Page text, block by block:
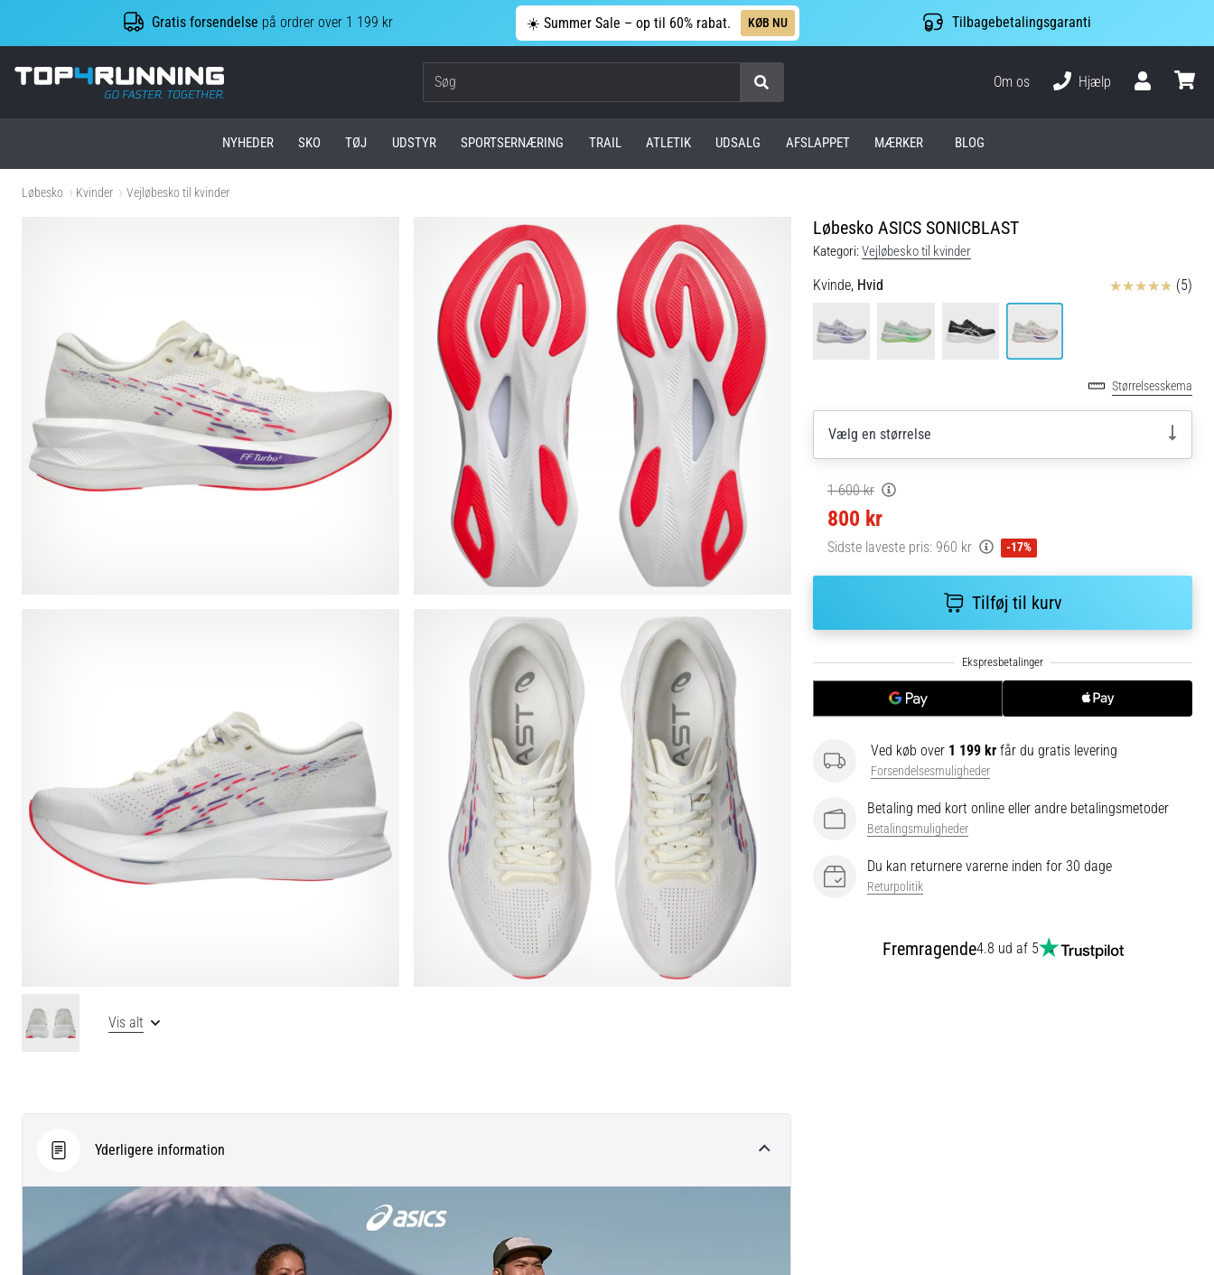
Gratis forsendelse på ordrer over 1 199 kr ☀️ Summer Sale – op til 60% rabat. KØB NU Tilbagebetalingsgaranti
Top4Running.dk
Om os
Hjælp
NYHEDER SKO TØJ UDSTYR SPORTSERNÆRING TRAIL ATLETIK UDSALG AFSLAPPET MÆRKER BLOG
Løbesko Kvinder Vejløbesko til kvinder
Løbesko ASICS SONICBLAST
Kategori:Vejløbesko til kvinder
Kvinde, Hvid Anmeldelser (5)
Størrelsesskema
Vælg en størrelse
1 600 kr
800 kr
Sidste laveste pris: 960 kr -17%
Tilføj til kurv
Ved køb over 1 199 kr får du gratis levering
Forsendelsesmuligheder
Betaling med kort online eller andre betalingsmetoder
Betalingsmuligheder
Du kan returnere varerne inden for 30 dage
Returpolitik
Fremragende4.8 ud af 5
Vis alt
Yderligere information